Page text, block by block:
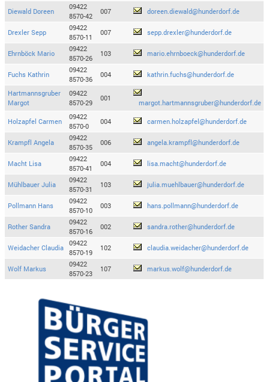
Diewald Doreen
09422
8570-42
007 doreen.diewald@hunderdorf.de
Drexler Sepp
09422
8570-11
007 sepp.drexler@hunderdorf.de
Ehrnböck Mario
09422
8570-26
103 mario.ehrnboeck@hunderdorf.de
Fuchs Kathrin
09422
8570-36
004 kathrin.fuchs@hunderdorf.de
Hartmannsgruber
Margot
09422
8570-29
001
margot.hartmannsgruber@hunderdorf.de
Holzapfel Carmen
09422
8570-0
004 carmen.holzapfel@hunderdorf.de
Krampfl Angela
09422
8570-35
006 angela.krampfl@hunderdorf.de
Macht Lisa
09422
8570-41
004 lisa.macht@hunderdorf.de
Mühlbauer Julia
09422
8570-31
103 julia.muehlbauer@hunderdorf.de
Pollmann Hans
09422
8570-10
003 hans.pollmann@hunderdorf.de
Rother Sandra
09422
8570-16
002 sandra.rother@hunderdorf.de
Weidacher Claudia
09422
8570-19
102 claudia.weidacher@hunderdorf.de
Wolf Markus
09422
8570-23
107 markus.wolf@hunderdorf.de